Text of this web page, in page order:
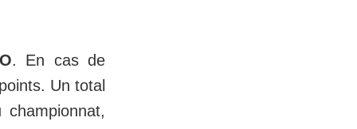
. En cas de
Un total